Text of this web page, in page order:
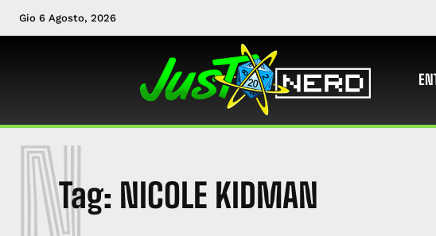
Gio 6 Agosto, 2026
Tag: NICOLE KIDMAN
N